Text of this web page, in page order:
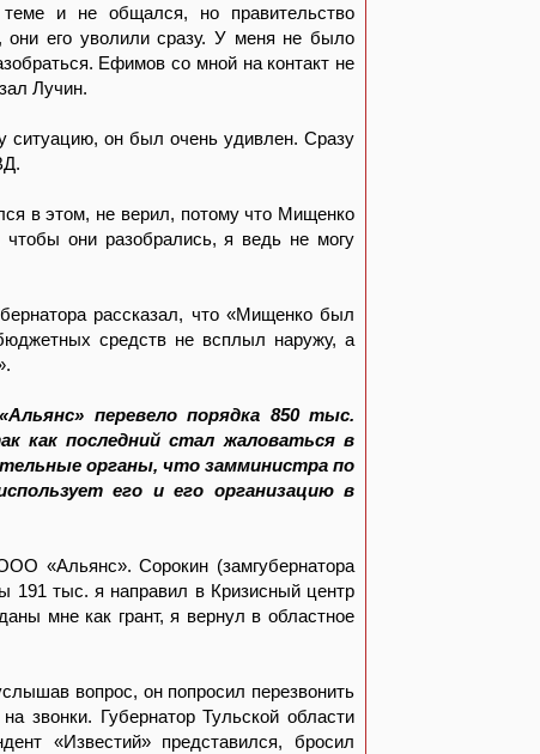
и не общался, но правительство
они его уволили сразу. У меня не было
Ефимов со мной на контакт не
Лучин.
ситуацию, он был очень удивлен. Сразу
в этом, не верил, потому что Мищенко
они разобрались, я ведь не могу
рассказал, что «Мищенко был
средств не всплыл наружу, а
перевело порядка 850 тыс.
как последний стал жаловаться в
органы, что замминистра по
его и его организацию в
«Альянс». Сорокин (замгубернатора
191 тыс. я направил в Кризисный центр
мне как грант, я вернул в областное
вопрос, он попросил перезвонить
звонки. Губернатор Тульской области
«Известий» представился, бросил